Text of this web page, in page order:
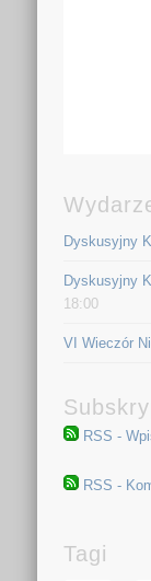
Dyskusyjny
Dyskusyjny
18:00
VI Wieczór
RSS -
RSS -
Tagi